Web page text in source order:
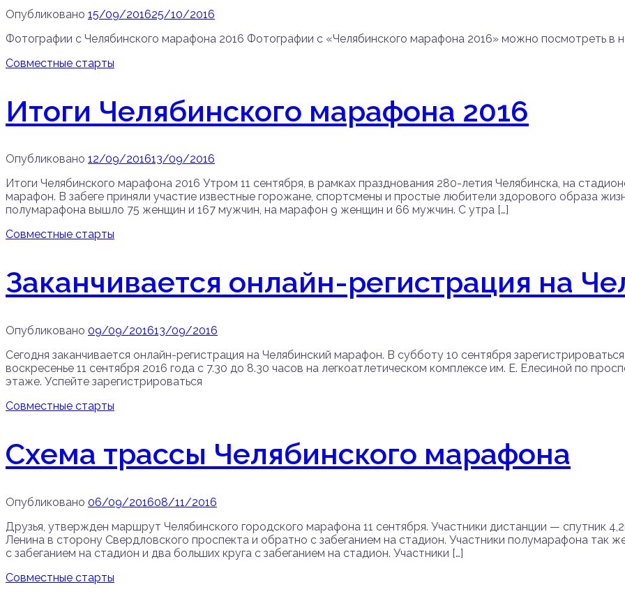
Опубликовано 15/09/201625/10/2016
Фотографии с Челябинского марафона 2016 Фотографии с «Челябинского марафона 2016» можно посмотреть в
Совместные старты
Итоги Челябинского марафона 2016
Опубликовано 12/09/201613/09/2016
Итоги Челябинского марафона 2016 Утром 11 сентября, в рамках празднования 280-летия Челябинска, на
марафон. В забеге приняли участие известные горожане, спортсмены и простые любители здорового образа
полумарафона вышло 75 женщин и 167 мужчин, на марафон 9 женщин и 66 мужчин. С утра […]
Совместные старты
Заканчивается онлайн-регистрация на
Опубликовано 09/09/201613/09/2016
Сегодня заканчивается онлайн-регистрация на Челябинский марафон. В субботу 10 сентября
воскресенье 11 сентября 2016 года с 7.30 до 8.30 часов на легкоатлетическом комплексе им. Е. Елесиной по
этаже. Успейте зарегистрироваться
Совместные старты
Схема трассы Челябинского марафона
Опубликовано 06/09/201608/11/2016
Друзья, утвержден маршрут Челябинского городского марафона 11 сентября. Участники дистанции — спутник
Ленина в сторону Свердловского проспекта и обратно с забеганием на стадион. Участники полумарафона так
с забеганием на стадион и два больших круга с забеганием на стадион. Участники […]
Совместные старты